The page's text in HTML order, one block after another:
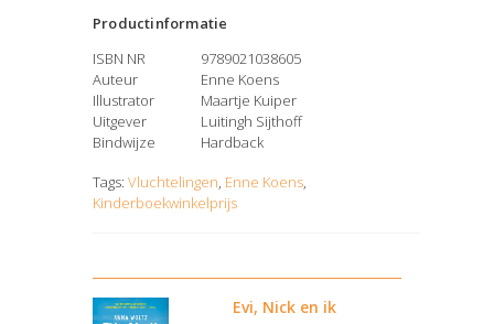
Productinformatie
ISBN NR
9789021038605
Auteur
Enne Koens
Illustrator
Maartje Kuiper
Uitgever
Luitingh Sijthoff
Bindwijze
Hardback
Tags: Vluchtelingen Enne Koens
Kinderboekwinkelprijs
Evi, Nick en ik